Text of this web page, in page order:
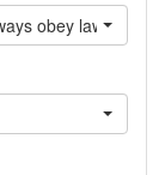
obey laws